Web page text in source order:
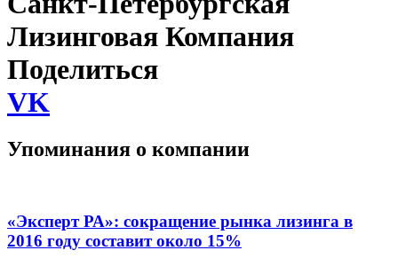
Лизинговая Компания
Поделиться
VK
Упоминания о компании
«Эксперт РА»: сокращение рынка лизинга в
2016 году составит около 15%